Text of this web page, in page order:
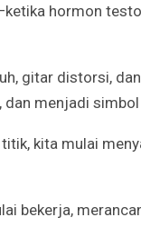
hormon
gitar distorsi,
menjadi
kita mulai
bekerja,